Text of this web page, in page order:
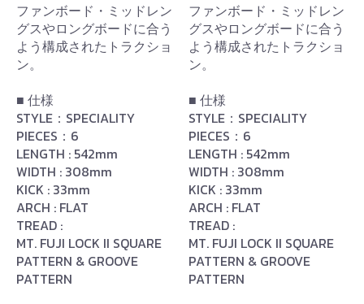
ファンボード・ミッドレン
グスやロングボードに合う
よう構成されたトラクショ
ン。
■ 仕様
STYLE：SPECIALITY
PIECES：6
LENGTH : 542mm
WIDTH : 308mm
KICK : 33mm
ARCH : FLAT
TREAD :
MT. FUJI LOCK II SQUARE
PATTERN & GROOVE
PATTERN
ファンボード・ミッドレン
グスやロングボードに合う
よう構成されたトラクショ
ン。
■ 仕様
STYLE：SPECIALITY
PIECES：6
LENGTH : 542mm
WIDTH : 308mm
KICK : 33mm
ARCH : FLAT
TREAD :
MT. FUJI LOCK II SQUARE
PATTERN & GROOVE
PATTERN